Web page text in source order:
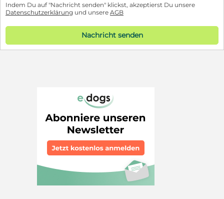
Indem Du auf "Nachricht senden" klickst, akzeptierst Du unsere
Datenschutzerklärung und unsere AGB
Nachricht senden